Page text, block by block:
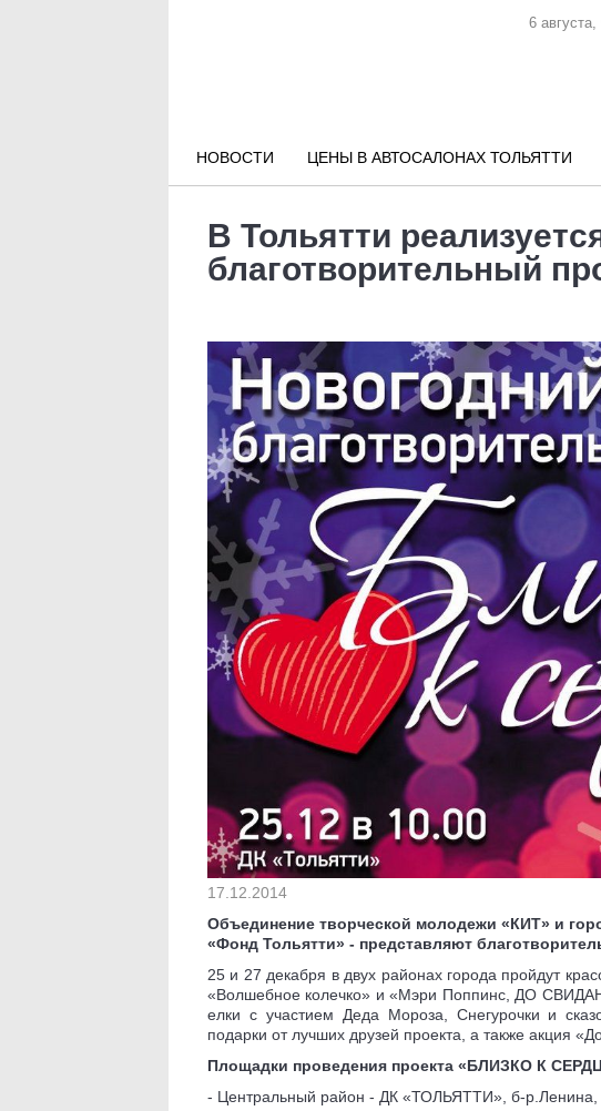
6 августа,
НОВОСТИ ЦЕНЫ В АВТОСАЛОНАХ ТОЛЬЯТТИ
В Тольятти
благотворительный
17.12.2014
Объединение творческой молодежи «КИТ» и
«Фонд Тольятти» - представляют
25 и 27 декабря в двух районах города пройдут
«Волшебное колечко» и «Мэри Поппинс, ДО
елки с участием Деда Мороза, Снегурочки и
подарки от лучших друзей проекта, а также акция
Площадки проведения проекта «БЛИЗКО К
- Центральный район - ДК «ТОЛЬЯТТИ», б-р.Ленина,